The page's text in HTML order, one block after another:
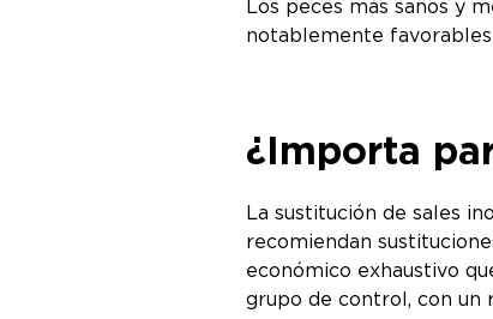
Los peces más sanos y
notablemente
¿Importa
La sustitución de sales
recomiendan
económico exhaustivo
grupo de control, con un